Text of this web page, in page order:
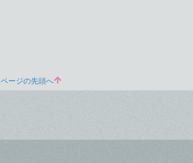
ページの先頭へ